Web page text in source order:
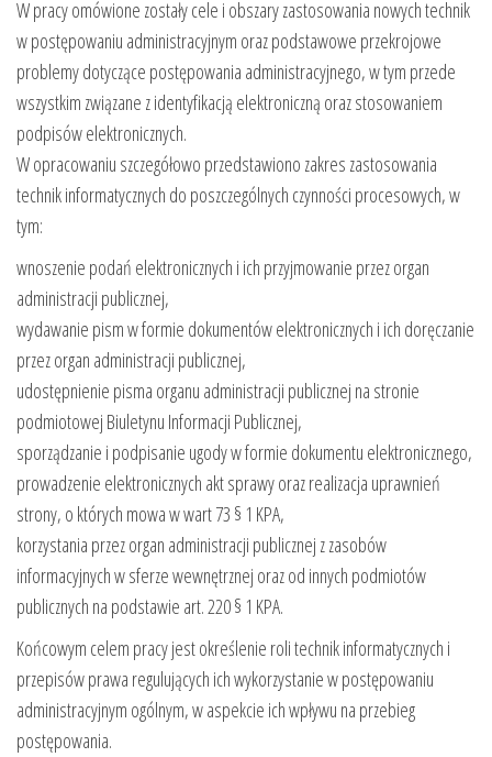
W pracy omówione zostały cele i obszary zastosowania nowych technik
w postępowaniu administracyjnym oraz podstawowe przekrojowe
problemy dotyczące postępowania administracyjnego, w tym przede
wszystkim związane z identyfikacją elektroniczną oraz stosowaniem
podpisów elektronicznych.
W opracowaniu szczegółowo przedstawiono zakres zastosowania
technik informatycznych do poszczególnych czynności procesowych, w
tym:
wnoszenie podań elektronicznych i ich przyjmowanie przez organ
administracji publicznej,
wydawanie pism w formie dokumentów elektronicznych i ich doręczanie
przez organ administracji publicznej,
udostępnienie pisma organu administracji publicznej na stronie
podmiotowej Biuletynu Informacji Publicznej,
sporządzanie i podpisanie ugody w formie dokumentu elektronicznego,
prowadzenie elektronicznych akt sprawy oraz realizacja uprawnień
strony, o których mowa w wart 73 § 1 KPA,
korzystania przez organ administracji publicznej z zasobów
informacyjnych w sferze wewnętrznej oraz od innych podmiotów
publicznych na podstawie art. 220 § 1 KPA.
Końcowym celem pracy jest określenie roli technik informatycznych i
przepisów prawa regulujących ich wykorzystanie w postępowaniu
administracyjnym ogólnym, w aspekcie ich wpływu na przebieg
postępowania.